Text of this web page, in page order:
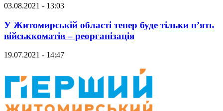
03.08.2021 - 13:03
У Житомирській області тепер буде тільки п’ять
військкоматів – реорганізація
19.07.2021 - 14:47